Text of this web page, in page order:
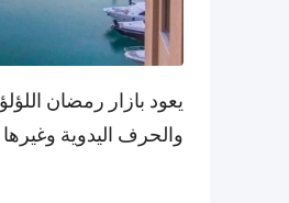
يعود بازار رمضان
والحرف اليدوية وغيرها